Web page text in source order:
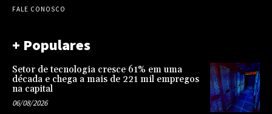
FALE CONOSCO
+ Populares
Setor de tecnologia cresce 61% em uma
década e chega a mais de 221 mil empregos
na capital
06/08/2026